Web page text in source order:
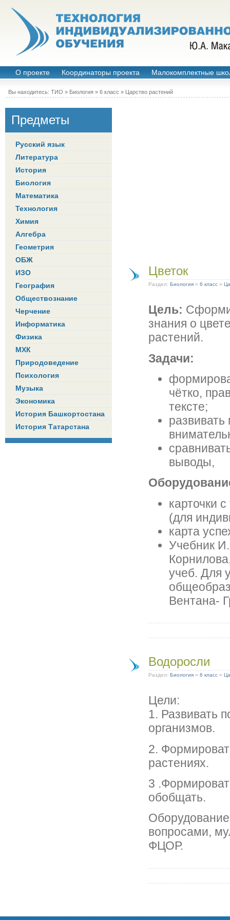
О проекте Координаторы проекта Малокомплектные
Вы находитесь: ТИО » Биология » 6 класс » Царство растений
Предметы
Русский язык
Литература
История
Биология
Математика
Технология
Химия
Алгебра
Геометрия
ОБЖ
ИЗО
География
Обществознание
Черчение
Информатика
Физика
МХК
Природоведение
Психология
Музыка
Экономика
История Башкортостана
История Татарстана
Цветок
Раздел: Биология » 6 класс »
Цель:
знания о
растений.
Задачи:
чётко,
тексте;
выводы,
карточки
(для
карта
Учебник
учеб. Для
Вентана-
Водоросли
Раздел: Биология » 6 класс »
Цели:
1. Развивать
организмов.
2.
растениях.
3
обобщать.
вопросами,
ФЦОР.